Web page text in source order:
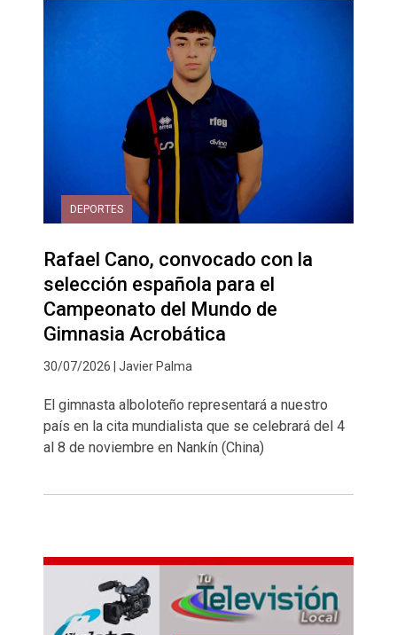
DEPORTES
Rafael Cano, convocado con la
selección española para el
Campeonato del Mundo de
Gimnasia Acrobática
30/07/2026 | Javier Palma
El gimnasta alboloteño representará a nuestro
país en la cita mundialista que se celebrará del 4
al 8 de noviembre en Nankín (China)